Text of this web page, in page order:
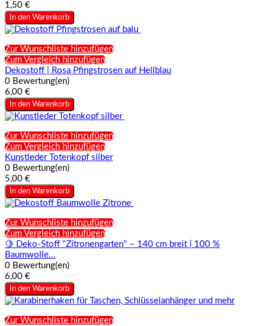
1,50 €
In den Warenkorb
Zur Wunschliste hinzufügen
Zum Vergleich hinzufügen
Dekostoff | Rosa Pfingstrosen auf Hellblau
0 Bewertung(en)
6,00 €
In den Warenkorb
Zur Wunschliste hinzufügen
Zum Vergleich hinzufügen
Kunstleder Totenkopf silber
0 Bewertung(en)
5,00 €
In den Warenkorb
Zur Wunschliste hinzufügen
Zum Vergleich hinzufügen
🍋 Deko-Stoff "Zitronengarten" – 140 cm breit | 100 %
Baumwolle...
0 Bewertung(en)
6,00 €
In den Warenkorb
Zur Wunschliste hinzufügen